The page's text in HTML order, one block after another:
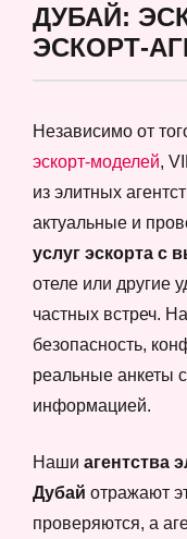
ДУБАЙ:
ЭСКОРТ-
Независимо от
эскорт-моделей,
из элитных
актуальные и
услуг эскорта с
отеле или другие
частных встреч.
безопасность,
реальные анкеты
информацией.
Наши агентства
Дубай отражают
проверяются, а